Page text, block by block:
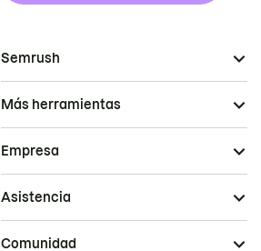
Semrush
Más herramientas
Empresa
Asistencia
Comunidad